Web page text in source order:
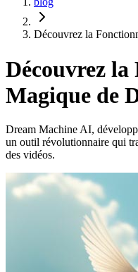
Découvrez la
Découvrez
Magique de
Dream Machine AI,
un outil révolutionnaire qui
des vidéos.